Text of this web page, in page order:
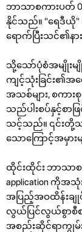
ဘာသာစကားပတ်
နိုင်သည်။ "ရေဒီယို"
ရောက်ပြီးသင်၏န
သို့သော်ပုံစံအမျိုး
ကျင့်သုံးခြင်း၏အ
အသစ်များ, စကား
သည်ပါးစပ်နှင့်စာဖ
သင့်သည်။ ၎င်းတို့
သောကြောင့်အမှား
ထိုင်းထိုင်း ဘာသာ
application ကိုအ
အပြည့်အဝထိန်းချု
လွယ်ပြင်လွယ်စွာ
အစည်းဆိုင်ရာကျွမ်